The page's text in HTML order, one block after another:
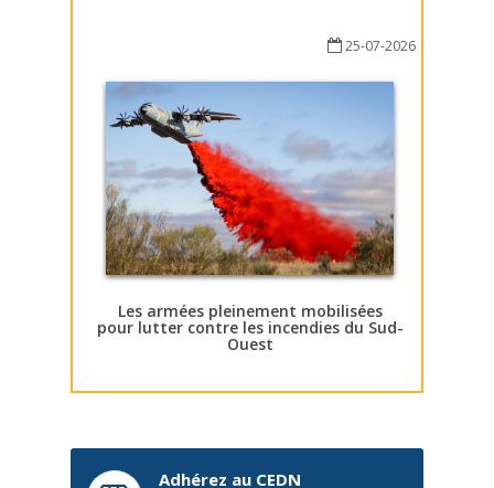
25-07-2026
Les armées pleinement mobilisées
pour lutter contre les incendies du Sud-
Ouest
Adhérez au CEDN